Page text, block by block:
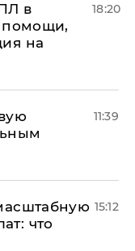
в
помощи,
на
18:20
11:39
что
15:12